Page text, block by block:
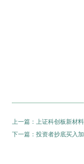
上一篇： 上证科创板新材
下一篇： 投资者抄底买入